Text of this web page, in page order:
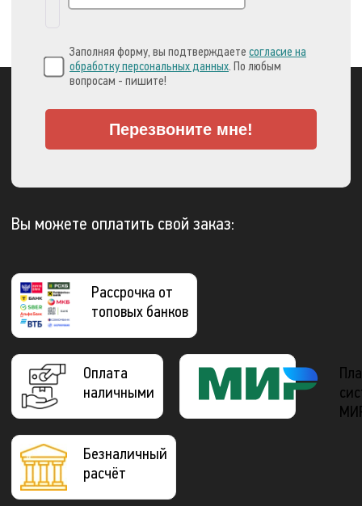
Заполняя форму, вы подтверждаете согласие на
обработку персональных данных. По любым
вопросам - пишите!
Перезвоните мне!
Вы можете оплатить свой заказ:
Рассрочка от
топовых банков
Оплата
наличными
Безналичный
расчёт